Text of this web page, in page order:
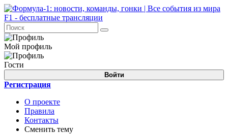
Мой профиль
Гости
Войти
Регистрация
О проекте
Правила
Контакты
Сменить тему